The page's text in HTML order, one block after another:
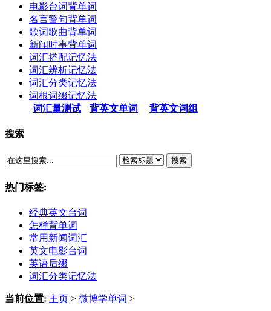
电影台词背单词
名言警句背单词
歌词歌曲背单词
新闻时事背单词
词汇搭配记忆法
词汇辨析记忆法
词汇分类记忆法
词根词缀记忆法
词汇量测试
背英文单词 背英文词组
搜索
搜索
热门标签:
经典英文台词
怎样背单词
常用新闻词汇
英文电影台词
英语后缀
词汇分类记忆法
当前位置: 主页 > 微博学单词 >